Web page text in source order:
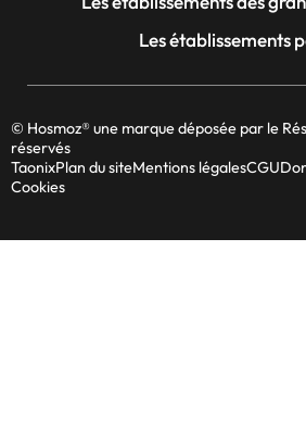
Les établissements
© Hosmoz® une marque déposée par le
réservés
TaonixPlan du siteMentions légalesCGU
Cookies